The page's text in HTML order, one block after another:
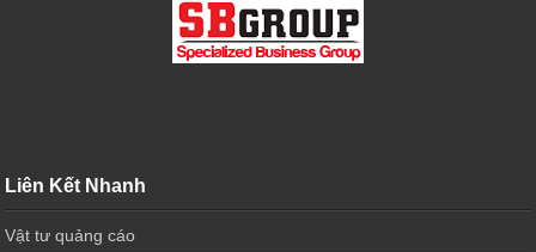
Liên Kết Nhanh
Vật tư quảng cáo